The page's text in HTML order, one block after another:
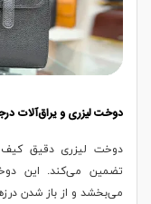
دوخت لیزری و یراق‌آلات
تضمین می‌کند. این
می‌بخشد و از باز شدن